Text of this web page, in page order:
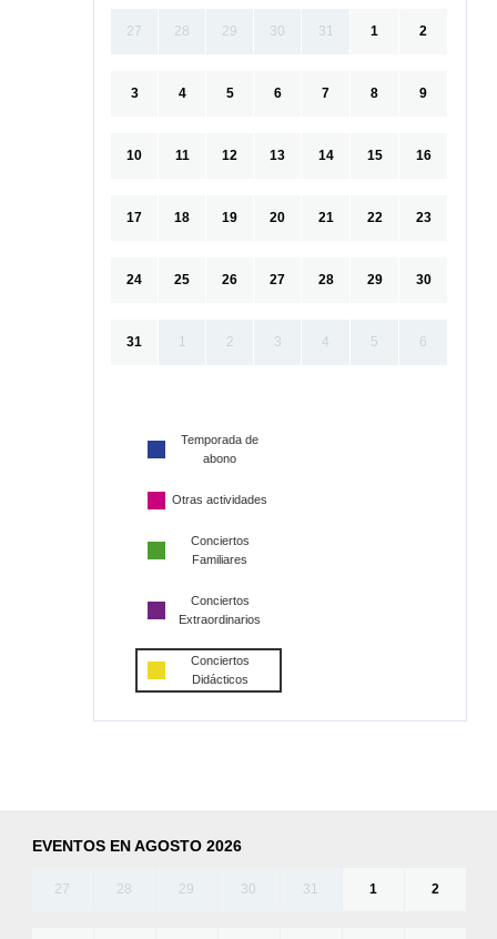
27 28 29 30 31 1 2
3 4 5 6 7 8 9
10 11 12 13 14 15 16
17 18 19 20 21 22 23
24 25 26 27 28 29 30
31 1 2 3 4 5 6
Temporada de
abono
Otras actividades
Conciertos
Familiares
Conciertos
Extraordinarios
Conciertos
Didácticos
EVENTOS EN AGOSTO 2026
27 28 29 30 31 1 2